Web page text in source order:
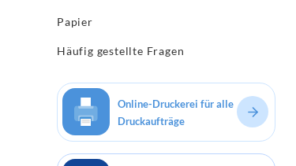
Papier
Häufig gestellte Fragen
Online-Druckerei für alle
Druckaufträge